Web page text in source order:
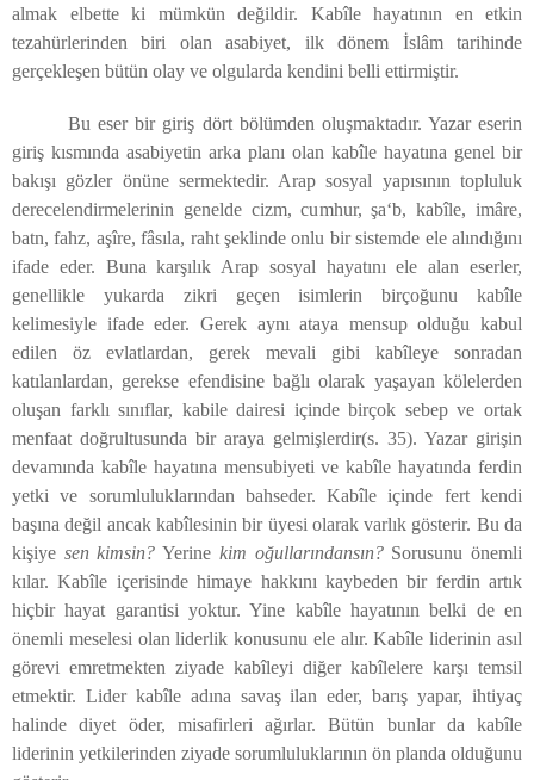
almak elbette ki mümkün değildir. Kabîle hayatının en etkin
tezahürlerinden biri olan asabiyet, ilk dönem İslâm tarihinde
gerçekleşen bütün olay ve olgularda kendini belli ettirmiştir.
Bu eser bir giriş dört bölümden oluşmaktadır. Yazar eserin
giriş kısmında asabiyetin arka planı olan kabîle hayatına genel bir
bakışı gözler önüne sermektedir. Arap sosyal yapısının topluluk
derecelendirmelerinin genelde cizm, cumhur, şa‘b, kabîle, imâre,
batn, fahz, aşîre, fâsıla, raht şeklinde onlu bir sistemde ele alındığını
ifade eder. Buna karşılık Arap sosyal hayatını ele alan eserler,
genellikle yukarda zikri geçen isimlerin birçoğunu kabîle
kelimesiyle ifade eder. Gerek aynı ataya mensup olduğu kabul
edilen öz evlatlardan, gerek mevali gibi kabîleye sonradan
katılanlardan, gerekse efendisine bağlı olarak yaşayan kölelerden
oluşan farklı sınıflar, kabile dairesi içinde birçok sebep ve ortak
menfaat doğrultusunda bir araya gelmişlerdir(s. 35). Yazar girişin
devamında kabîle hayatına mensubiyeti ve kabîle hayatında ferdin
yetki ve sorumluluklarından bahseder. Kabîle içinde fert kendi
başına değil ancak kabîlesinin bir üyesi olarak varlık gösterir. Bu da
kişiye sen kimsin? Yerine kim oğullarındansın?Sorusunu önemli
kılar. Kabîle içerisinde himaye hakkını kaybeden bir ferdin artık
hiçbir hayat garantisi yoktur. Yine kabîle hayatının belki de en
önemli meselesi olan liderlik konusunu ele alır. Kabîle liderinin asıl
görevi emretmekten ziyade kabîleyi diğer kabîlelere karşı temsil
etmektir. Lider kabîle adına savaş ilan eder, barış yapar, ihtiyaç
halinde diyet öder, misafirleri ağırlar. Bütün bunlar da kabîle
liderinin yetkilerinden ziyade sorumluluklarının ön planda olduğunu